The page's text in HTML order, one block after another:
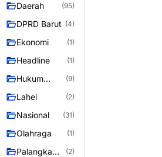
Daerah (95)
DPRD Barut (4)
Ekonomi (1)
Headline (1)
Hukum
(9)
Lahei (2)
Nasional (31)
Olahraga (1)
Palangka
(2)